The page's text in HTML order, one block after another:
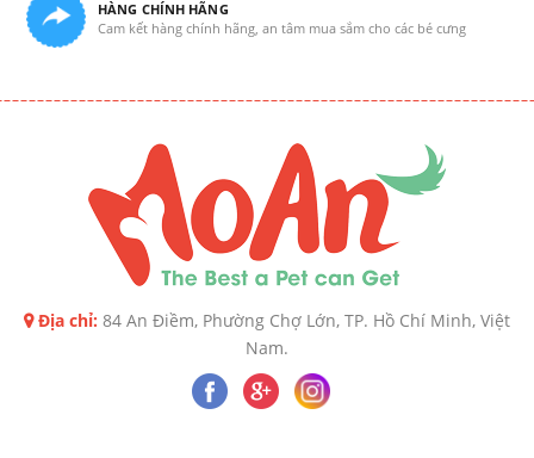
HÀNG CHÍNH HÃNG
Cam kết hàng chính hãng, an tâm mua sắm cho các bé cưng
Địa chỉ: 84 An Điềm, Phường Chợ Lớn, TP. Hồ Chí Minh, Việt
Nam.